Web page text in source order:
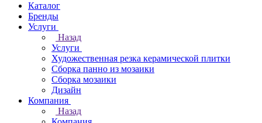
Каталог
Бренды
Услуги
Назад
Услуги
Художественная резка керамической плитки
Сборка панно из мозаики
Сборка мозаики
Дизайн
Компания
Назад